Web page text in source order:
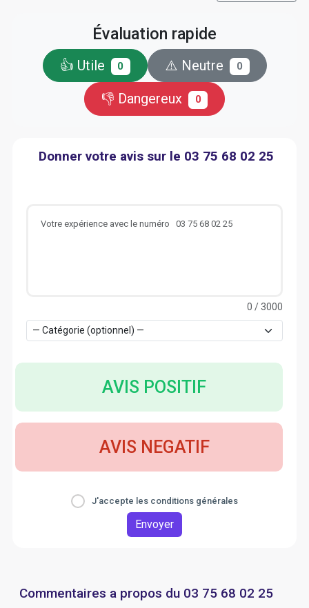
Évaluation rapide
👍 Utile 0 ⚠️ Neutre 0
👎 Dangereux 0
Donner votre avis sur le 03 75 68 02 25
0 / 3000
AVIS POSITIF
AVIS NEGATIF
J'accepte les conditions générales
Envoyer
Commentaires a propos du 03 75 68 02 25